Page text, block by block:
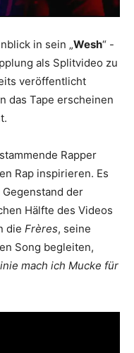
in sein „Wesh“ -
als Splitvideo zu
veröffentlicht
das Tape erscheinen
Rapper
Rap inspirieren. Es
der
Hälfte des Videos
die Frères, seine
Song begleiten,
mach ich Mucke für